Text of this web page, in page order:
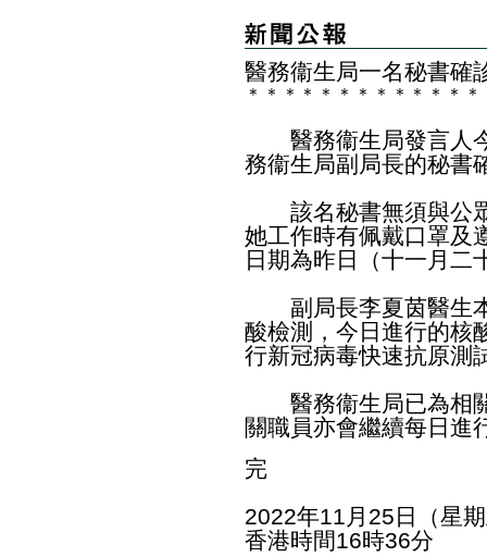
醫務衞生局一名秘書確
＊ ＊ ＊ ＊ ＊ ＊ ＊ ＊ ＊ ＊ ＊ ＊ ＊
醫務衞生局發言人今
務衞生局副局長的秘書
該名秘書無須與公眾
她工作時有佩戴口罩及
日期為昨日（十一月二
副局長李夏茵醫生本
酸檢測，今日進行的核
行新冠病毒快速抗原測
醫務衞生局已為相關
關職員亦會繼續每日進
完
2022年11月25日（星
香港時間16時36分